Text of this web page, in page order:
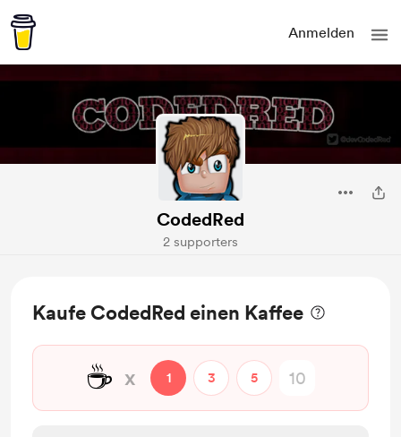
Anmelden
CodedRed
2 supporters
Kaufe CodedRed einen Kaffee
☕ x 1 3 5